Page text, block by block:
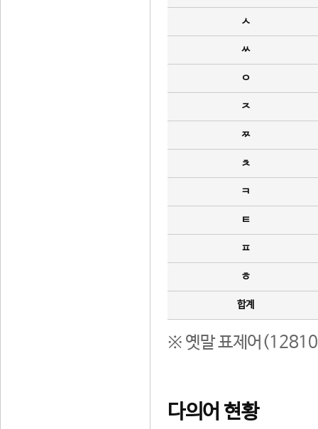
ㅅ
ㅆ
ㅇ
ㅈ
ㅉ
ㅊ
ㅋ
ㅌ
ㅍ
ㅎ
합계
※ 옛말 표제어(12810
다의어 현황